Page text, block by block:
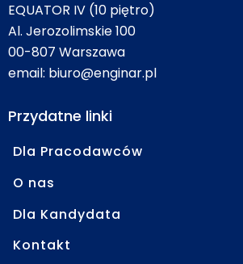
EQUATOR IV (10 piętro)
Al. Jerozolimskie 100
00-807 Warszawa
email: biuro@enginar.pl
Przydatne linki
Dla Pracodawców
O nas
Dla Kandydata
Kontakt